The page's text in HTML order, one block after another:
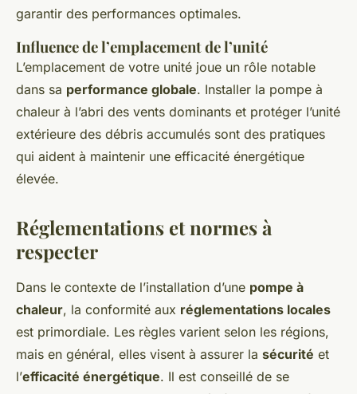
garantir des performances optimales.
Influence de l’emplacement de l’unité
L’emplacement de votre unité joue un rôle notable
dans sa performance globale. Installer la pompe à
chaleur à l’abri des vents dominants et protéger l’unité
extérieure des débris accumulés sont des pratiques
qui aident à maintenir une efficacité énergétique
élevée.
Réglementations et normes à
respecter
Dans le contexte de l’installation d’une pompe à
chaleur, la conformité aux réglementations locales
est primordiale. Les règles varient selon les régions,
mais en général, elles visent à assurer la sécurité et
l’efficacité énergétique. Il est conseillé de se